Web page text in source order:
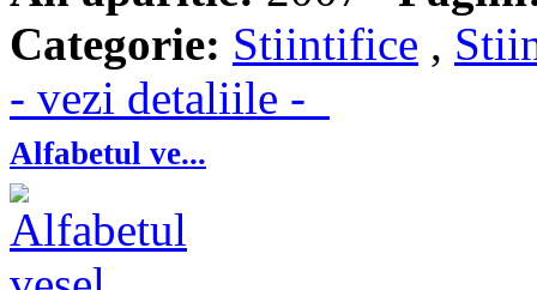
Categorie: Stiintifice ,
- vezi detaliile -
Alfabetul ve...